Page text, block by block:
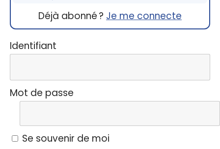
Déjà abonné ? Je me connecte
Identifiant
Mot de passe
Se souvenir de moi